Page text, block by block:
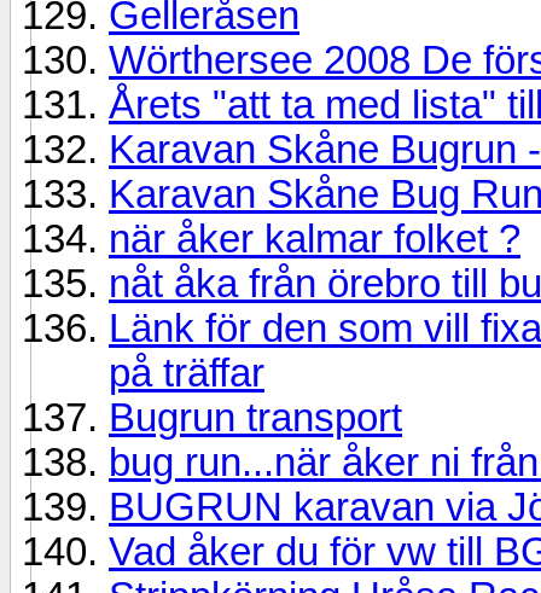
Gelleråsen
Wörthersee 2008 De
Årets "att ta med lista"
Karavan Skåne Bugrun
Karavan Skåne Bug
när åker kalmar folket ?
nåt åka från örebro till
Länk för den som vill
på träffar
Bugrun transport
bug run...när åker ni
BUGRUN karavan via
Vad åker du för vw till